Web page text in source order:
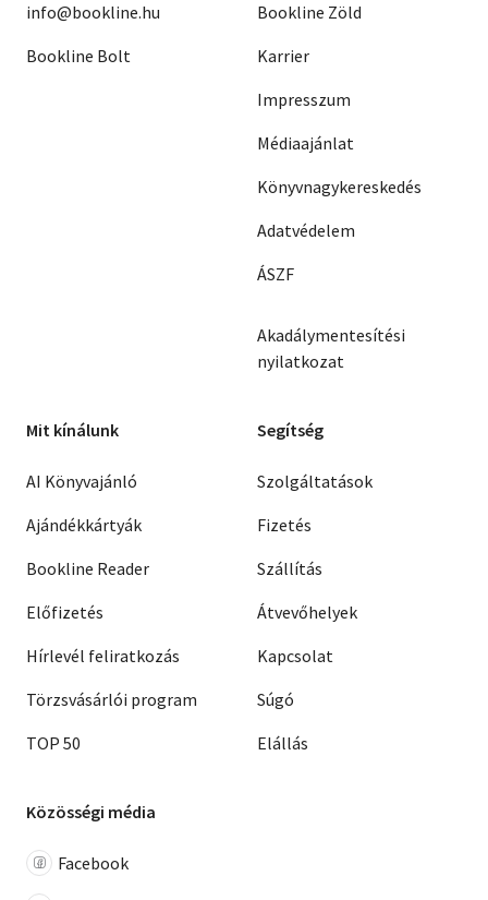
info@bookline.hu
Bookline Bolt
Bookline Zöld
Karrier
Impresszum
Médiaajánlat
Könyvnagykereskedés
Adatvédelem
ÁSZF
Akadálymentesítési
nyilatkozat
Mit kínálunk
AI Könyvajánló
Ajándékkártyák
Bookline Reader
Előfizetés
Hírlevél feliratkozás
Törzsvásárlói program
TOP 50
Segítség
Szolgáltatások
Fizetés
Szállítás
Átvevőhelyek
Kapcsolat
Súgó
Elállás
Közösségi média
Facebook